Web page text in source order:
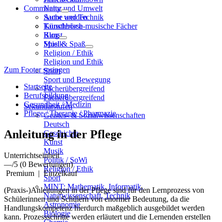
Natur und Umwelt
Sache und Technik
Künstlerisch-musische Fächer
Kunst
Musik
Religion / Ethik
Religion und Ethik
Sport
Sport und Bewegung
Fächerübergreifend
Fächerübergreifend
Sekundarstufen
Geistes- & Sozialwissenschaften
Deutsch
Geschichte
Kunst
Musik
Politik / SoWi
Religion / Ethik
Sport
MINT: Mathematik, Informatik,
Naturwissenschaft, Technik
Astronomie
Biologie
Community
Autor werden
Tauschbörse
Blog
Spiel & Spaß
Zum Footer springen
Startseite
Berufsbildung
Gesundheit / Medizin
Pflege / Therapie / Pharmazie
Anleitung in der Pflege
Unterrichtseinheit
—/5 (0 Bewertungen)
Premium | Einzelkauf
(Praxis-)Anleitungen in der Pflege sind für den Lernprozess von
Schülerinnen und Schülern von enormer Bedeutung, da die
Handlungskompetenz hierdurch maßgeblich ausgebildet werden
kann. Prozessschritte werden erläutert und die Lernenden erstellen